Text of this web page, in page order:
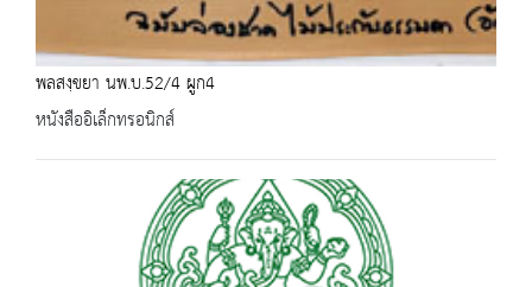
พลสงฺขยา นพ.บ.52/4 ผูก4
หนังสืออิเล็กทรอนิกส์